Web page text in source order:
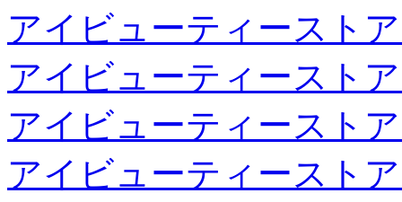
アイビューティースト
アイビューティースト
アイビューティースト
アイビューティースト